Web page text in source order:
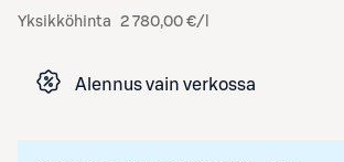
Yksikköhinta 2 780,00 €/l
Alennus vain verkossa